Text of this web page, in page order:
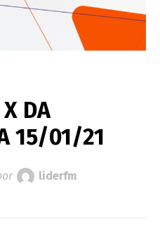
DA
15/01/21
liderfm